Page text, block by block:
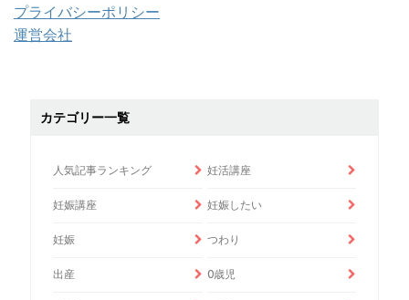
プライバシーポリシー
運営会社
カテゴリー一覧
人気記事ランキング 妊活講座
妊娠講座 妊娠したい
妊娠 つわり
出産 0歳児